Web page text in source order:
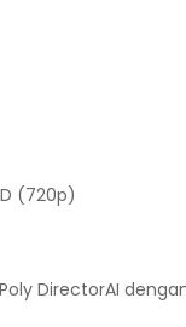
(720p)
DirectorAI